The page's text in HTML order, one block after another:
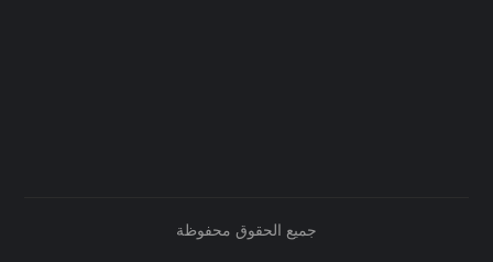
جميع الحقوق محفوظة